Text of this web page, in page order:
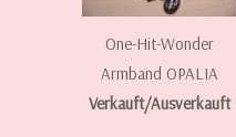
One-Hit-Wonder
Armband OPALIA
Verkauft/Ausverkauft